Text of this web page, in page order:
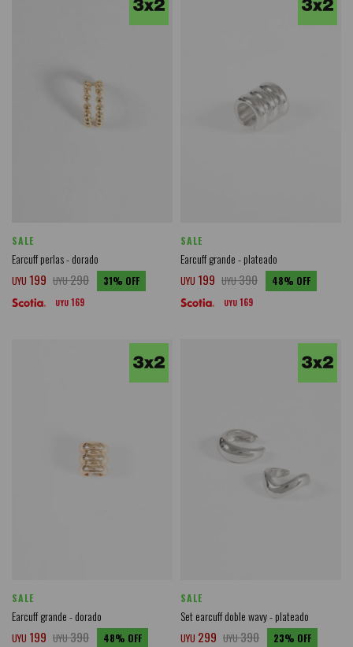
SALE
Earcuff perlas - dorado
UYU 199 UYU290 31
UYU 169
SALE
Earcuff grande - plateado
UYU 199 UYU390 48
UYU 169
SALE
Earcuff grande - dorado
UYU 199 UYU390 48
SALE
Set earcuff doble wavy - plateado
UYU 299 UYU390 23